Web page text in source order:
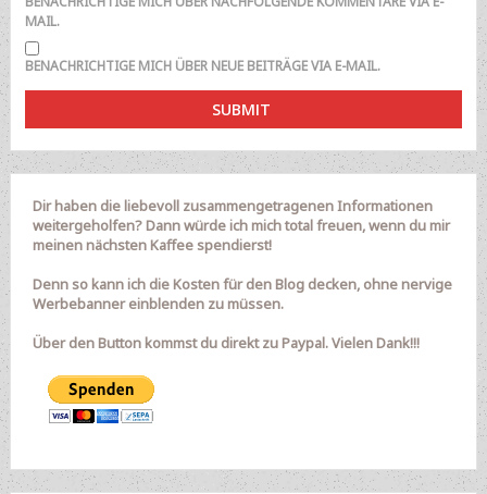
MAIL.
BENACHRICHTIGE MICH ÜBER NEUE BEITRÄGE VIA E-MAIL.
Dir haben die liebevoll zusammengetragenen Informationen
weitergeholfen? Dann würde ich mich total freuen, wenn du mir
meinen nächsten Kaffee spendierst!
Denn so kann ich die Kosten für den Blog decken, ohne nervige
Werbebanner einblenden zu müssen.
Über den Button kommst du direkt zu Paypal. Vielen Dank!!!